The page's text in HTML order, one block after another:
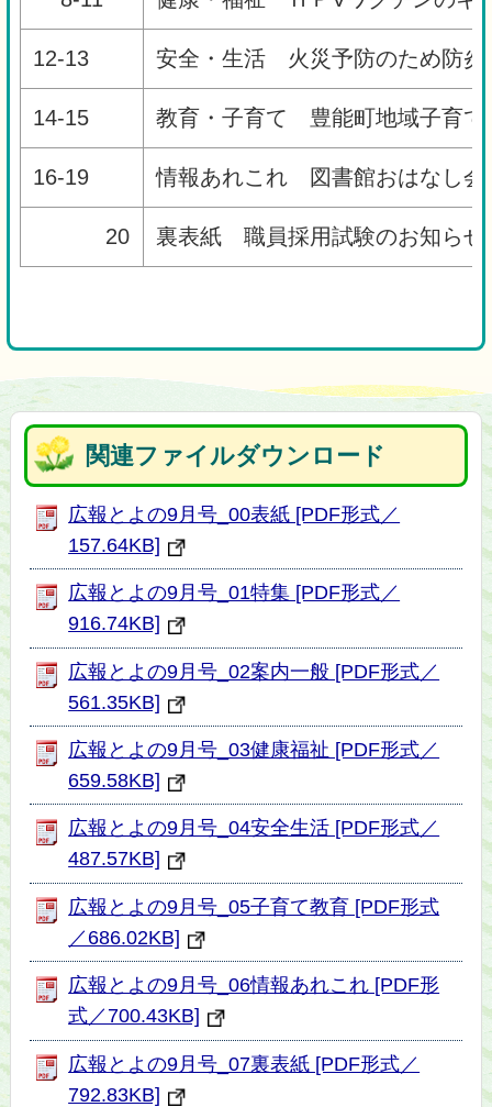
12-13 安全・生活 火災予防のため防
14-15 教育・子育て 豊能町地域子育
16-19 情報あれこれ 図書館おはなし
20 裏表紙 職員採用試験のお知ら
関連ファイルダウンロード
広報とよの9月号_00表紙 [PDF形式／
157.64KB]
広報とよの9月号_01特集 [PDF形式／
916.74KB]
広報とよの9月号_02案内一般 [PDF形式／
561.35KB]
広報とよの9月号_03健康福祉 [PDF形式／
659.58KB]
広報とよの9月号_04安全生活 [PDF形式／
487.57KB]
広報とよの9月号_05子育て教育 [PDF形式
／686.02KB]
広報とよの9月号_06情報あれこれ [PDF形
式／700.43KB]
広報とよの9月号_07裏表紙 [PDF形式／
792.83KB]